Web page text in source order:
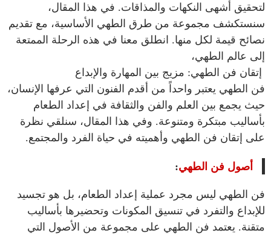
لتحقيق أشهى النكهات والمذاقات. في هذا المقال،
سنستكشف مجموعة من طرق الطهي الأساسية، مع تقديم
نصائح قيمة لكل منها. انطلق معنا في هذه الرحلة الممتعة
إلى عالم الطهي،
إتقان فن الطهي: مزيج بين المهارة والإبداع
فن الطهي يعتبر واحداً من أقدم الفنون التي عرفها الإنسان،
حيث يجمع بين العلم والفن والثقافة في إعداد الطعام
بأساليب مبتكرة ومتنوعة. وفي هذا المقال، سنلقي نظرة
على إتقان فن الطهي وأهميته في حياة الفرد والمجتمع.
أصول فن الطهي:
فن الطهي ليس مجرد عملية إعداد الطعام، بل هو تجسيد
للإبداع والتفرد في تنسيق المكونات وتحضيرها بأساليب
متقنة. يعتمد فن الطهي على مجموعة من الأصول التي